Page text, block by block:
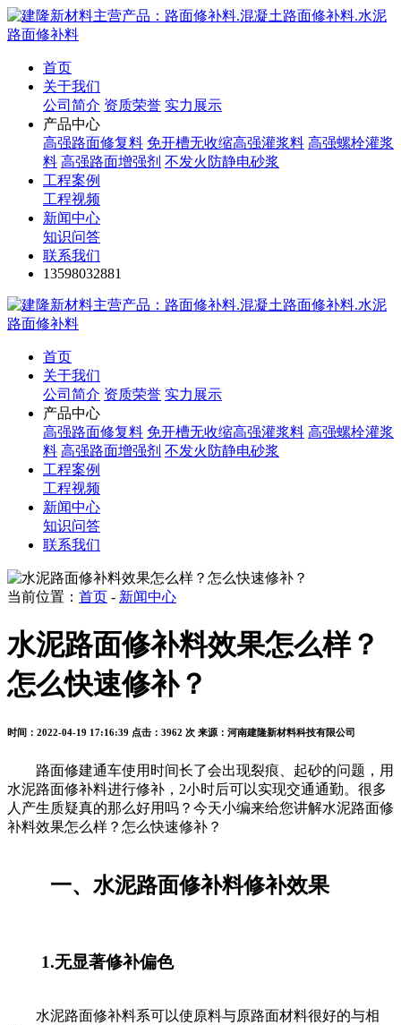
首页
关于我们
公司简介 资质荣誉 实力展示
产品中心
高强路面修复料 免开槽无收缩高强灌浆料 高强螺栓灌浆
料 高强路面增强剂 不发火防静电砂浆
工程案例
工程视频
新闻中心
知识问答
联系我们
13598032881
首页
关于我们
公司简介 资质荣誉 实力展示
产品中心
高强路面修复料 免开槽无收缩高强灌浆料 高强螺栓灌浆
料 高强路面增强剂 不发火防静电砂浆
工程案例
工程视频
新闻中心
知识问答
联系我们
当前位置： 首页 - 新闻中心
水泥路面修补料效果怎么样？
怎么快速修补？
时间：2022-04-19 17:16:39 点击：3962 次 来源：河南建隆新材料科技有限公司
路面修建通车使用时间长了会出现裂痕、起砂的问题，用
水泥路面修补料进行修补，2小时后可以实现交通通勤。很多
人产生质疑真的那么好用吗？今天小编来给您讲解水泥路面修
补料效果怎么样？怎么快速修补？
一、水泥路面修补料修补效果
1.无显著修补偏色
水泥路面修补料系可以使原料与原路面材料很好的与相